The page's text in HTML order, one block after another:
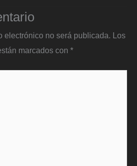
electrónico no será publicada.
Los
marcados con *